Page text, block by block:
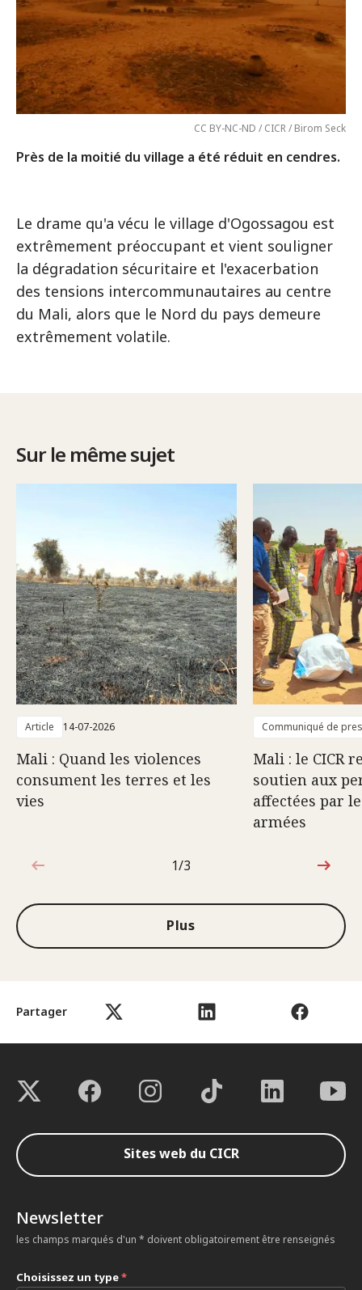
Partager
CC BY-NC-ND / CICR / Birom Seck
Près de la moitié du village a été réduit en cendres.
Le drame qu'a vécu le village d'Ogossagou est
extrêmement préoccupant et vient souligner
la dégradation sécuritaire et l'exacerbation
des tensions intercommunautaires au centre
du Mali, alors que le Nord du pays demeure
extrêmement volatile.
Sur le même sujet
Article 14-07-2026
Mali : Quand les violences
consument les terres et les
vies
Communiqué de
Mali : le CICR
soutien aux
affectées par
armées
1sur3
1/3
Plus
Sites web du CICR
Newsletter
les champs marqués d'un * doivent obligatoirement être renseignés
Choisissez un type*